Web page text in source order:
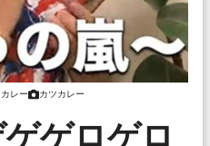
レー カツカレー
ゲロゲロ